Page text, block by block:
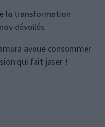
la transformation
dévoilés
avoue consommer
qui fait jaser !